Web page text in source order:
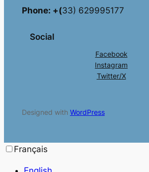
Phone: +(33) 629995177
Social
Facebook
Instagram
Twitter/X
Designed with WordPress
Français